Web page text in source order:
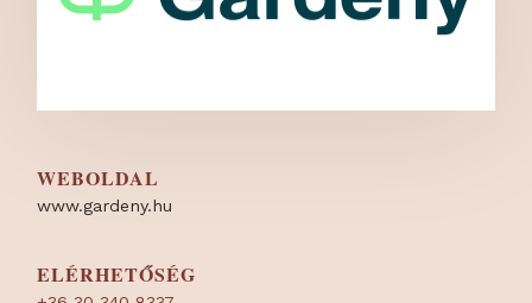
WEBOLDAL
www.gardeny.hu
ELÉRHETŐSÉG